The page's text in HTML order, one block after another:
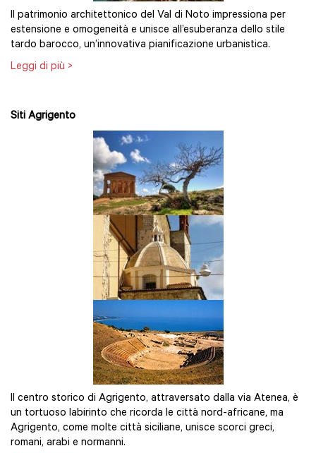
Il patrimonio architettonico del Val di Noto impressiona per
estensione e omogeneità e unisce all’esuberanza dello stile
tardo barocco, un’innovativa pianificazione urbanistica.
Leggi di più >
Siti Agrigento
Il centro storico di Agrigento, attraversato dalla via Atenea, è
un tortuoso labirinto che ricorda le città nord-africane, ma
Agrigento, come molte città siciliane, unisce scorci greci,
romani, arabi e normanni.